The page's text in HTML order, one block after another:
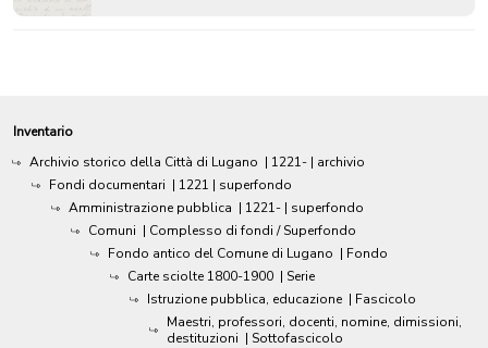
Inventario
Archivio storico della Città di Lugano | 1221- | archivio
Fondi documentari | 1221 | superfondo
Amministrazione pubblica | 1221- | superfondo
Comuni | Complesso di fondi / Superfondo
Fondo antico del Comune di Lugano | Fondo
Carte sciolte 1800-1900 | Serie
Istruzione pubblica, educazione | Fascicolo
Maestri, professori, docenti, nomine, dimissioni,
destituzioni | Sottofascicolo